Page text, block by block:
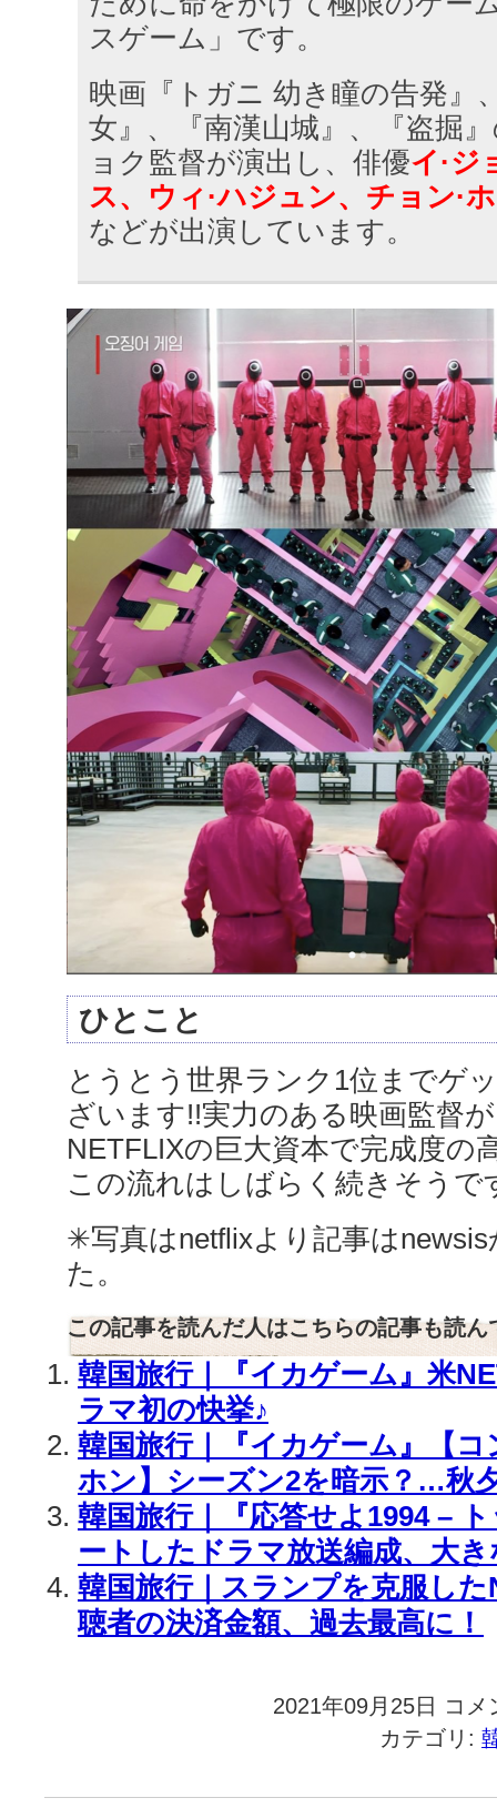
スゲーム」です。
映画『トガニ 幼き瞳の告発』
女』、『南漢山城』、『盗掘
ョク監督が演出し、俳優イ·ジ
ス、ウィ·ハジュン、チョン·
などが出演しています。
ひとこと
とうとう世界ランク1位までゲ
ざいます!!実力のある映画監督
NETFLIXの巨大資本で完成度
この流れはしばらく続きそうで
✳︎写真はnetflixより記事は
た。
この記事を読んだ人はこちらの記事も読ん
韓国旅行｜『イカゲーム』米
ラマ初の快挙♪
韓国旅行｜『イカゲーム』【
ホン】シーズン2を暗示？…秋
韓国旅行｜『応答せよ1994 –
ートしたドラマ放送編成、大
韓国旅行｜スランプを克服し
聴者の決済金額、過去最高に！
2021年09月25日
韓
国
旅
｜
コメ
カテゴリ: